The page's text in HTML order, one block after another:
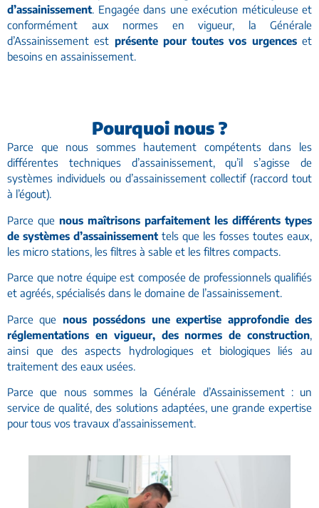
d’assainissement. Engagée dans une exécution méticuleuse et
conformément aux normes en vigueur, la Générale
d’Assainissement est présente pour toutes vos urgenceset
besoins en assainissement.
Pourquoi nous ?
Parce que nous sommes hautement compétents dans les
différentes techniques d’assainissement, qu’il s’agisse de
systèmes individuels ou d’assainissement collectif (raccord tout
à l’égout).
Parce que nous maîtrisons parfaitement les différents types
de systèmes d’assainissement tels que les fosses toutes eaux,
les micro stations, les filtres à sable et les filtres compacts.
Parce que notre équipe est composée de professionnels qualifiés
et agréés, spécialisés dans le domaine de l’assainissement.
Parce que nous possédons une expertise approfondie des
réglementations en vigueur, des normes de construction
ainsi que des aspects hydrologiques et biologiques liés au
traitement des eaux usées.
Parce que nous sommes la Générale d’Assainissement : un
service de qualité, des solutions adaptées, une grande expertise
pour tous vos travaux d’assainissement.